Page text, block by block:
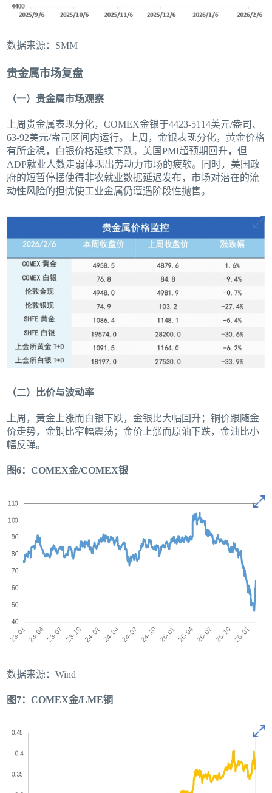
数据来源：SMM
贵金属市场复盘
（一）贵金属市场观察
上周贵金属表现分化，COMEX金银于4423-5114美元/盎司、
63-92美元/盎司区间内运行。上周，金银表现分化，黄金价格
有所企稳，白银价格延续下跌。美国PMI超预期回升，但
ADP就业人数走弱体现出劳动力市场的疲软。同时，美国政
府的短暂停摆使得非农就业数据延迟发布，市场对潜在的流
动性风险的担忧使工业金属仍遭遇阶段性抛售。
（二）比价与波动率
上周，黄金上涨而白银下跌，金银比大幅回升；铜价跟随金
价走势，金铜比窄幅震荡；金价上涨而原油下跌，金油比小
幅反弹。
图6：COMEX金/COMEX银
数据来源：Wind
图7：COMEX金/LME铜